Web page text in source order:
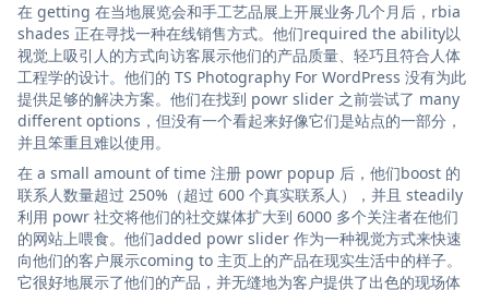
在 getting 在当地展览会和手工艺品展上开展业务几个月后，rbia
shades 正在寻找一种在线销售方式。他们required the ability以
视觉上吸引人的方式向访客展示他们的产品质量、轻巧且符合人体
工程学的设计。他们的 TS Photography For WordPress 没有为此
提供足够的解决方案。他们在找到 powr slider 之前尝试了 many
different options，但没有一个看起来好像它们是站点的一部分，
并且笨重且难以使用。
在 a small amount of time 注册 powr popup 后，他们boost 的
联系人数量超过 250%（超过 600 个真实联系人），并且 steadily
利用 powr 社交将他们的社交媒体扩大到 6000 多个关注者在他们
的网站上喂食。他们added powr slider 作为一种视觉方式来快速
向他们的客户展示coming to 主页上的产品在现实生活中的样子。
它很好地展示了他们的产品，并无缝地为客户提供了出色的现场体